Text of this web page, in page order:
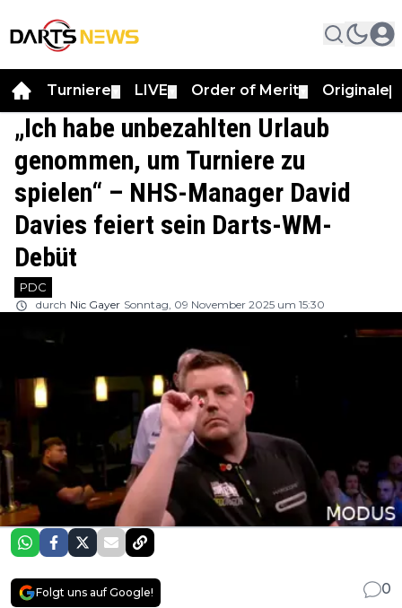
Turniere LIVE Order of Merit Originale
„Ich habe unbezahlten Urlaub
genommen, um Turniere zu
spielen“ – NHS-Manager David
Davies feiert sein Darts-WM-
Debüt
PDC
durch Nic Gayer Sonntag, 09 November 2025 um 15:30
Folgt uns auf Google!
0